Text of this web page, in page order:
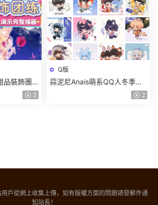
品裝飾團
隻有視頻】
2
Q版
蒜泥尼Anais萌系QQ人冬季團
練插畫教程【畫質不錯有筆刷2
戶從網上收集上傳，如有版權方面的問題請發郵件通
知站長！